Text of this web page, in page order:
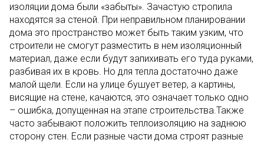
изоляции дома были «забыты». Зачастую стропила
находятся за стеной. При неправильном планировании
дома это пространство может быть таким узким, что
строители не смогут разместить в нем изоляционный
материал, даже если будут запихивать его туда руками,
разбивая их в кровь. Но для тепла достаточно даже
малой щели. Если на улице бушует ветер, а картины,
висящие на стене, качаются, это означает только одно
– ошибка, допущенная на этапе строительства.Также
часто забывают положить теплоизоляцию на заднюю
сторону стен. Если разные части дома строят разные